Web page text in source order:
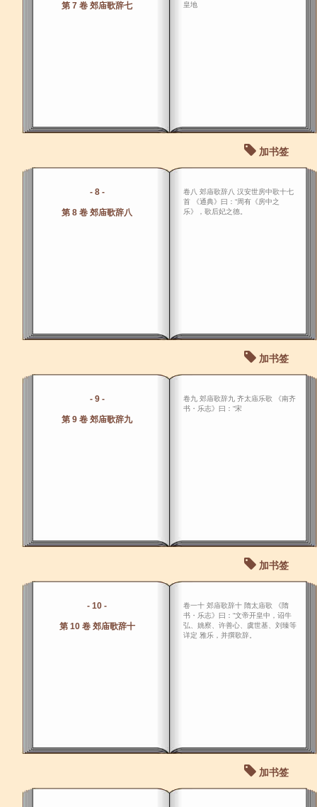
第 7 卷 郊庙歌辞七
皇地
加书签
- 8 -
第 8 卷 郊庙歌辞八
卷八 郊庙歌辞八 汉安世房中歌十七
首 《通典》曰：“周有《房中之
乐》，歌后妃之德。
加书签
- 9 -
第 9 卷 郊庙歌辞九
卷九 郊庙歌辞九 齐太庙乐歌 《南齐
书・乐志》曰：“宋
加书签
- 10 -
第 10 卷 郊庙歌辞十
卷一十 郊庙歌辞十 隋太庙歌 《隋
书・乐志》曰：“文帝开皇中，诏牛
弘、姚察、许善心、虞世基、刘臻等
详定 雅乐，并撰歌辞。
加书签